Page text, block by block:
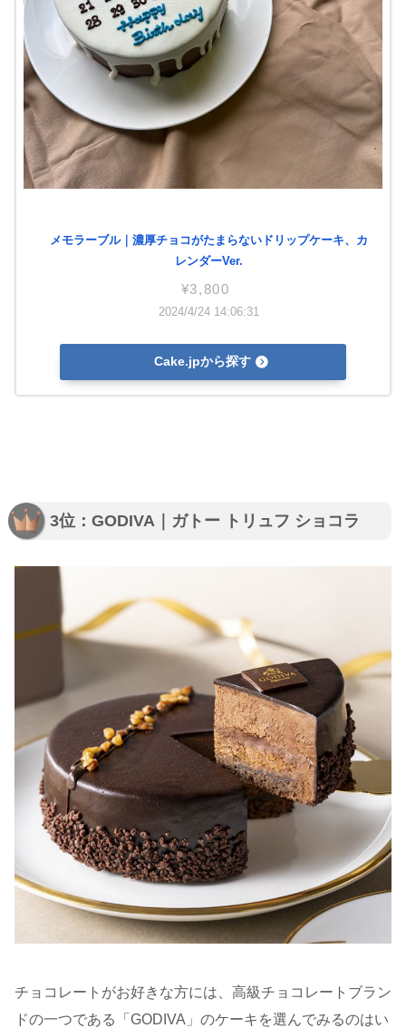
メモラーブル｜濃厚チョコがたまらないドリップケーキ、カ
レンダーVer.
¥3,800
2024/4/24 14:06:31
Cake.jpから探す
3位：GODIVA｜ガトー トリュフ ショコラ
チョコレートがお好きな方には、高級チョコレートブラン
ドの一つである「GODIVA」のケーキを選んでみるのはい